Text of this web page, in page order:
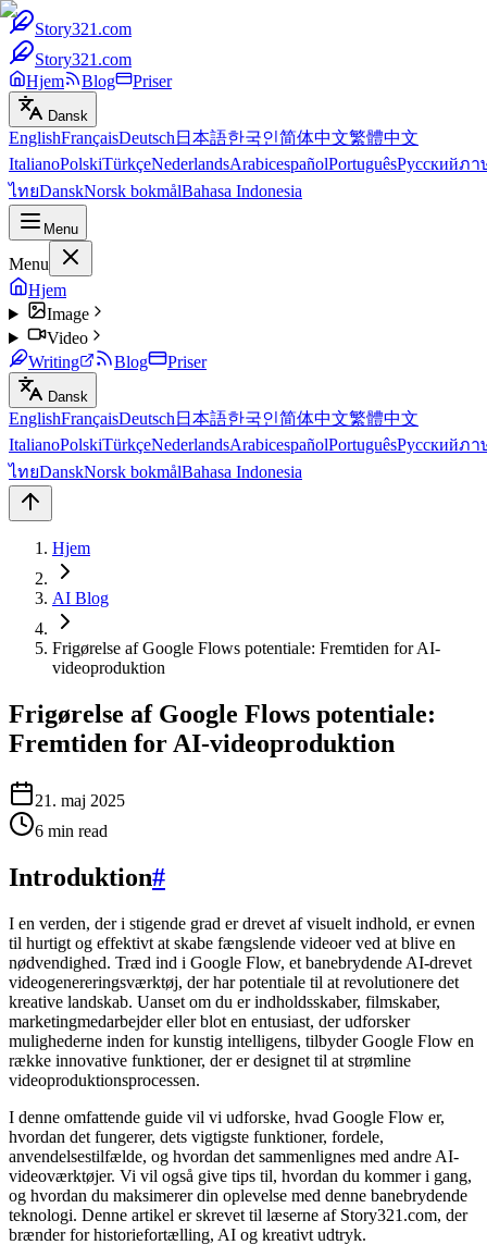
Story321.com
Story321.com
Hjem
Blog Priser
Dansk
EnglishFrançaisDeutsch 日本語한국인简体中文繁體中文
ItalianoPolskiTürkçeNederlandsArabicespañolPortuguêsРусскийภา
ไทยDanskNorsk bokmålBahasa Indonesia
Menu
Menu
Hjem
Image
Video
Writing
Blog Priser
Dansk
EnglishFrançaisDeutsch 日本語한국인简体中文繁體中文
ItalianoPolskiTürkçeNederlandsArabicespañolPortuguêsРусскийภา
ไทยDanskNorsk bokmålBahasa Indonesia
Hjem
AI Blog
Frigørelse af Google Flows potentiale: Fremtiden for AI-
videoproduktion
Frigørelse af Google Flows potentiale:
Fremtiden for AI-videoproduktion
21. maj 2025
6 min read
Introduktion#
I en verden, der i stigende grad er drevet af visuelt indhold, er evnen
til hurtigt og effektivt at skabe fængslende videoer ved at blive en
nødvendighed. Træd ind i Google Flow, et banebrydende AI-drevet
videogenereringsværktøj, der har potentiale til at revolutionere det
kreative landskab. Uanset om du er indholdsskaber, filmskaber,
marketingmedarbejder eller blot en entusiast, der udforsker
mulighederne inden for kunstig intelligens, tilbyder Google Flow en
række innovative funktioner, der er designet til at strømline
videoproduktionsprocessen.
I denne omfattende guide vil vi udforske, hvad Google Flow er,
hvordan det fungerer, dets vigtigste funktioner, fordele,
anvendelsestilfælde, og hvordan det sammenlignes med andre AI-
videoværktøjer. Vi vil også give tips til, hvordan du kommer i gang,
og hvordan du maksimerer din oplevelse med denne banebrydende
teknologi. Denne artikel er skrevet til læserne af Story321.com, der
brænder for historiefortælling, AI og kreativt udtryk.